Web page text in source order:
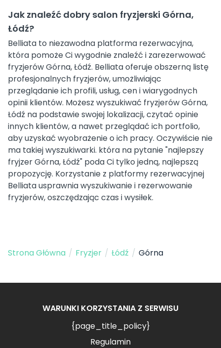
Jak znaleźć dobry salon fryzjerski Górna,
Łódź?
Belliata to niezawodna platforma rezerwacyjna,
która pomoże Ci wygodnie znaleźć i zarezerwować
fryzjerów Górna, Łódź. Belliata oferuje obszerną listę
profesjonalnych fryzjerów, umożliwiając
przeglądanie ich profili, usług, cen i wiarygodnych
opinii klientów. Możesz wyszukiwać fryzjerów Górna,
Łódź na podstawie swojej lokalizacji, czytać opinie
innych klientów, a nawet przeglądać ich portfolio,
aby uzyskać wyobrażenie o ich pracy. Oczywiście nie
ma takiej wyszukiwarki. która na pytanie "najlepszy
fryjzer Górna, Łódź" poda Ci tylko jedną, najlepszą
propozycję. Korzystanie z platformy rezerwacyjnej
Belliata usprawnia wyszukiwanie i rezerwowanie
fryzjerów, oszczędzając czas i wysiłek.
Strona Główna / Fryzjer / Łódź / Górna
WARUNKI KORZYSTANIA Z SERWISU
{page_title_policy}
Regulamin